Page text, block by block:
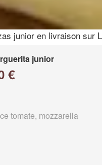
junior en livraison sur
junior
€
tomate, mozzarella